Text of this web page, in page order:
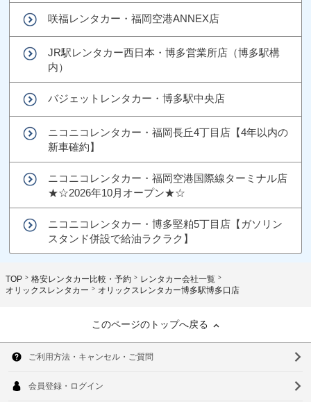
咲福レンタカー・福岡空港ANNEX店
JR駅レンタカー西日本・博多営業所店（博多駅構
内）
バジェットレンタカー・博多駅中央店
ニコニコレンタカー・福岡長丘4丁目店【4年以内の
新車確約】
ニコニコレンタカー・福岡空港国際線ターミナル店
★☆2026年10月オープン★☆
ニコニコレンタカー・博多堅粕5丁目店【ガソリン
スタンド併設で給油ラクラク】
TOP 格安レンタカー比較・予約
レンタカー会社一覧
オリックスレンタカー
オリックスレンタカー博多駅博多口店
このページのトップへ戻る